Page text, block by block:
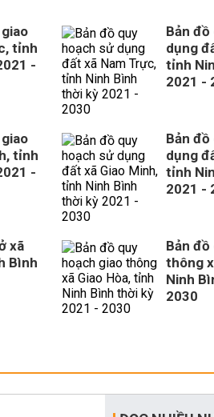
tỉnh
-
Bản
dụng
tỉnh
2021 -
tỉnh
-
Bản
dụng
tỉnh
2021 -
xã
Bình
Bản
thông
Ninh
2030